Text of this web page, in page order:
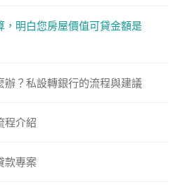
，明白您房屋價值可貸金額是
辦？私設轉銀行的流程與建議
程介紹
款專案